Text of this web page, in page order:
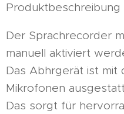
Produktbeschreibung
Der Sprachrecorder
manuell aktiviert
Das Abhrgerät ist
Mikrofonen
Das sorgt für